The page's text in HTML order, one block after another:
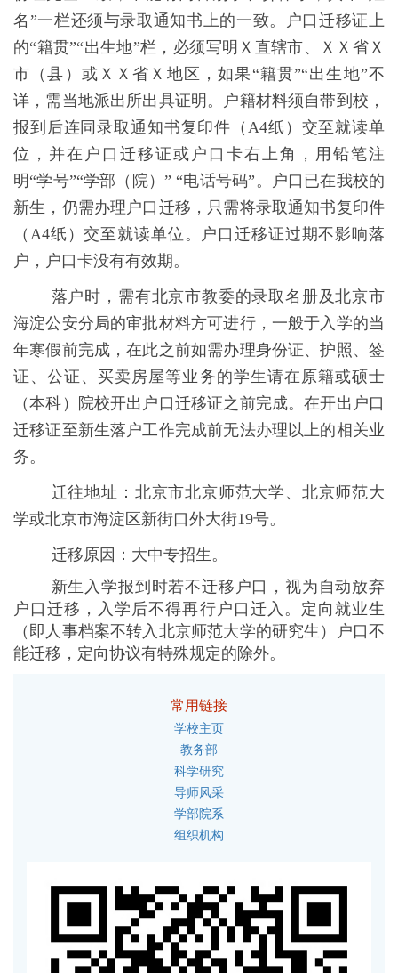
名”一栏还须与录取通知书上的一致。户口迁移证上
的“籍贯”“出生地”栏，必须写明 Ｘ直辖市、ＸＸ省Ｘ
市（县）或ＸＸ省Ｘ地区，如果“籍贯”“出生地”不
详，需当地派出所出具证明。户籍材料须自带到校，
报到后连同录取通知书复印件（ A4纸）交至就读单
位，并在户口迁移证或户口卡右上角，用铅笔注
明“学号”“学部（院）” “电话号码”。户口已在我校的
新生，仍需办理户口迁移，只需将录取通知书复印件
（ A4纸）交至就读单位。户口迁移证过期不影响落
户，户口卡没有有效期。
落户时，需有北京市教委的录取名册及北京市
海淀公安分局的审批材料方可进行，一般于入学的当
年寒假前完成，在此之前如需办理身份证、护照、签
证、公证、买卖房屋等业务的学生请在原籍或硕士
（本科）院校开出户口迁移证之前完成。在开出户口
迁移证至新生落户工作完成前无法办理以上的相关业
务。
迁往地址：北京市北京师范大学、北京师范大
学或北京市海淀区新街口外大街19号。
迁移原因：大中专招生。
新生入学报到时若不迁移户口，视为自动放弃
户口迁移，入学后不得再行户口迁入。定向就业生
（即人事档案不转入北京师范大学的研究生）户口不
能迁移，定向协议有特殊规定的除外。
常用链接
学校主页
教务部
科学研究
导师风采
学部院系
组织机构